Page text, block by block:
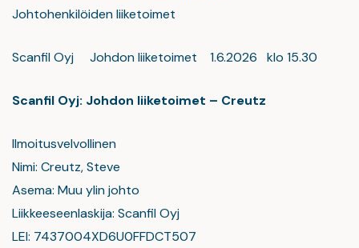
Johtohenkilöiden liiketoimet
Scanfil Oyj Johdon liiketoimet 1.6.2026 klo 15.30
Scanfil Oyj: Johdon liiketoimet – Creutz
Ilmoitusvelvollinen
Nimi: Creutz, Steve
Asema: Muu ylin johto
Liikkeeseenlaskija: Scanfil Oyj
LEI: 7437004XD6U0FFDCT507